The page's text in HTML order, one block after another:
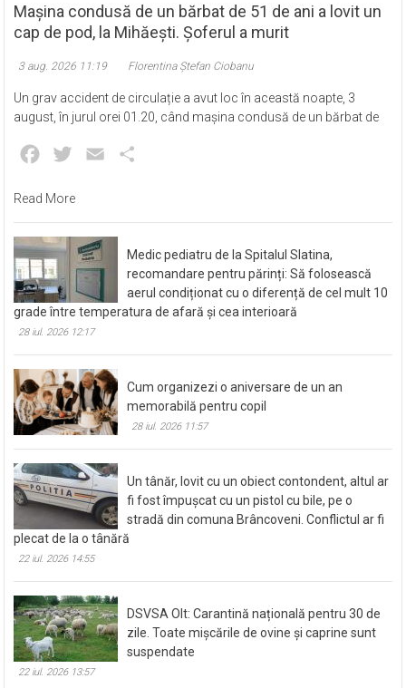
Mașina condusă de un bărbat de 51 de ani a lovit un
cap de pod, la Mihăești. Șoferul a murit
3 aug. 2026 11:19 Florentina Ștefan Ciobanu
Un grav accident de circulație a avut loc în această noapte, 3
august, în jurul orei 01.20, când mașina condusă de un bărbat de
Facebook
Twitter Email
Read More
Medic pediatru de la Spitalul Slatina,
recomandare pentru părinți: Să folosească
aerul condiționat cu o diferență de cel mult 10
grade între temperatura de afară și cea interioară
28 iul. 2026 12:17
Cum organizezi o aniversare de un an
memorabilă pentru copil
28 iul. 2026 11:57
Un tânăr, lovit cu un obiect contondent, altul ar
fi fost împușcat cu un pistol cu bile, pe o
stradă din comuna Brâncoveni. Conflictul ar fi
plecat de la o tânără
22 iul. 2026 14:55
DSVSA Olt: Carantină națională pentru 30 de
zile. Toate mișcările de ovine și caprine sunt
suspendate
22 iul. 2026 13:57